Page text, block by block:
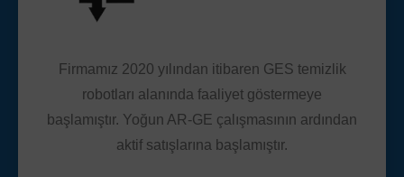
Firmamız 2020 yılından itibaren GES temizlik
robotları alanında faaliyet göstermeye
başlamıştır. Yoğun AR-GE çalışmasının ardından
aktif satışlarına başlamıştır.